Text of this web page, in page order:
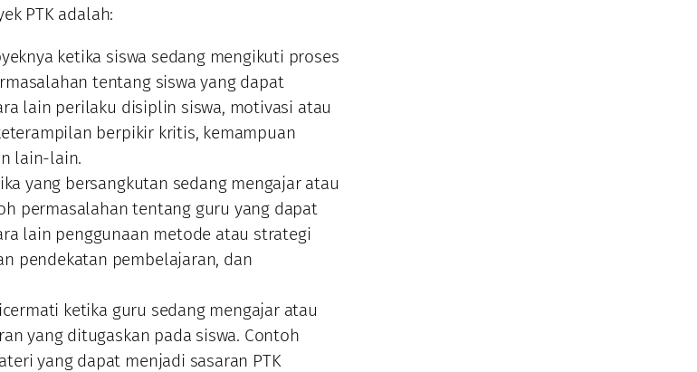
PTK adalah:
ketika siswa sedang mengikuti proses
tentang siswa yang dapat
lain perilaku disiplin siswa, motivasi atau
berpikir kritis, kemampuan
lain-lain.
yang bersangkutan sedang mengajar atau
permasalahan tentang guru yang dapat
lain penggunaan metode atau strategi
pendekatan pembelajaran, dan
ketika guru sedang mengajar atau
yang ditugaskan pada siswa. Contoh
yang dapat menjadi sasaran PTK